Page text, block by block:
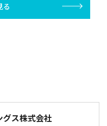
る
グス株式会社